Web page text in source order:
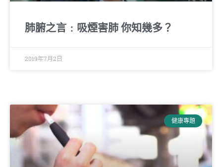
肺腑之言﹕吸煙害肺 你知幾多？
2019年7月2日
健康專題